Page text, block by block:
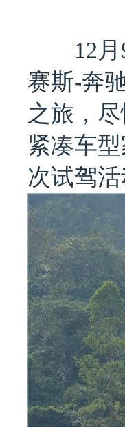
12月9
赛斯-奔
之旅，
紧凑车
次试驾活